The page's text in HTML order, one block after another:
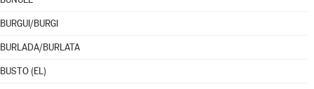
BURGUI/BURGI
BURLADA/BURLATA
BUSTO (EL)